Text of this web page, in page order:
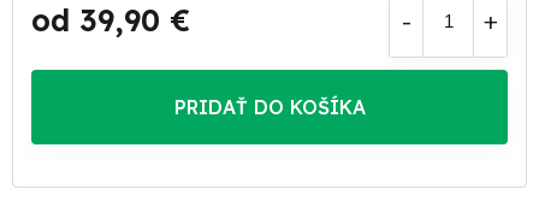
od 39,90 €
Jednotková
cena:
PRIDAŤ DO KOŠÍKA